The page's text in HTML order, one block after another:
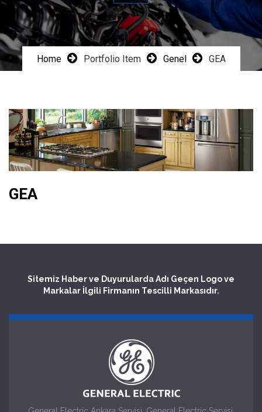
Home Portfolio Item Genel GEA
GEA
Sitemiz Haber ve Duyurularda Adı Geçen Logo ve
Markalar İlgili Firmanın Tescilli Markasıdır.